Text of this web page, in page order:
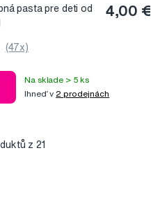
pasta pre deti od
4,00 €
(47x)
Na sklade > 5 ks
Ihneď v 2 prodejnách
z 21